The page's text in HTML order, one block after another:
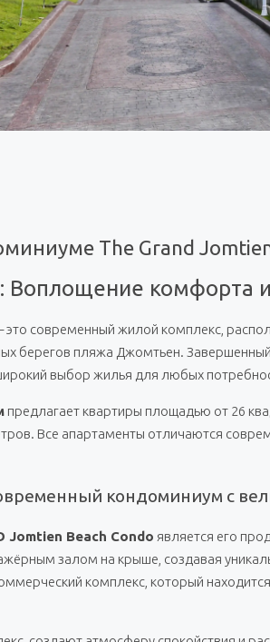
The Grand
Воплощение комфорта
это современный жилой комплекс,
берегов пляжа Джомтьен.
выбор жилья для любых
предлагает квартиры площадью от 26
Все апартаменты отличаются
кондоминиум с
Jomtien Beach Condo является его
залом на крыше, создавая
комплекс, который